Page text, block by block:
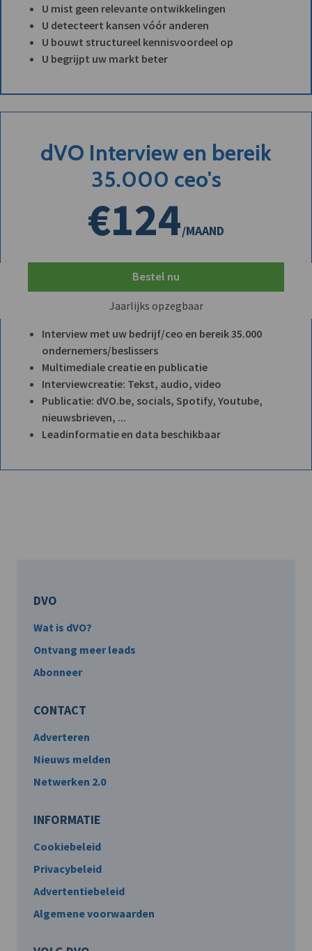
U mist geen relevante ontwikkelingen
U detecteert kansen vóór anderen
U bouwt structureel kennisvoordeel op
U begrijpt uw markt beter
dVO Interview en bereik
35.000 ceo's
€124/MAAND
Bestel nu
Jaarlijks opzegbaar
Interview met uw bedrijf/ceo en bereik 35.000
ondernemers/beslissers
Multimediale creatie en publicatie
Interviewcreatie: Tekst, audio, video
Publicatie: dVO.be, socials, Spotify, Youtube,
nieuwsbrieven, ...
Leadinformatie en data beschikbaar
DVO
Wat is dVO?
Ontvang meer leads
Abonneer
CONTACT
Adverteren
Nieuws melden
Netwerken 2.0
INFORMATIE
Cookiebeleid
Privacybeleid
Advertentiebeleid
Algemene voorwaarden